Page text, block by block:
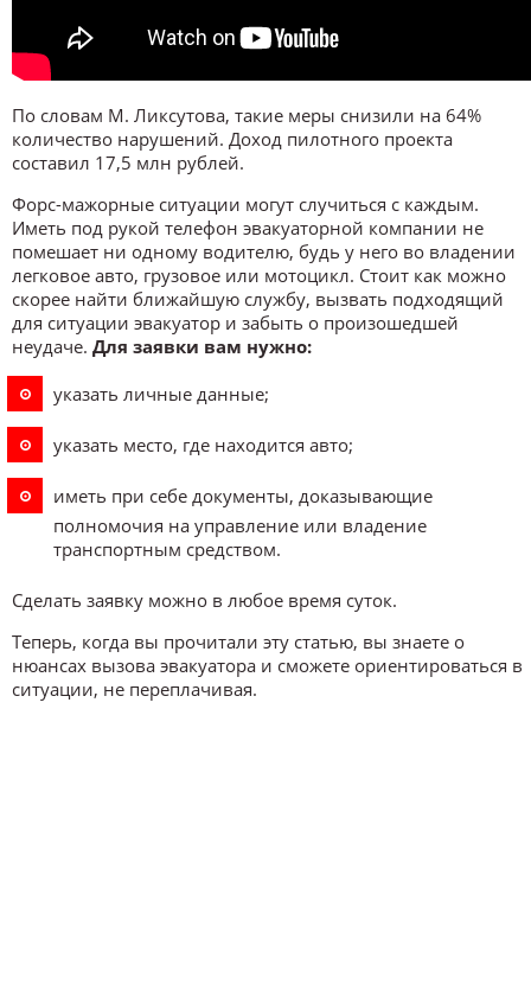
По словам М. Ликсутова, такие меры снизили на 64%
количество нарушений. Доход пилотного проекта
составил 17,5 млн рублей.
Форс-мажорные ситуации могут случиться с каждым.
Иметь под рукой телефон эвакуаторной компании не
помешает ни одному водителю, будь у него во владении
легковое авто, грузовое или мотоцикл. Стоит как можно
скорее найти ближайшую службу, вызвать подходящий
для ситуации эвакуатор и забыть о произошедшей
неудаче. Для заявки вам нужно:
указать личные данные;
указать место, где находится авто;
иметь при себе документы, доказывающие
полномочия на управление или владение
транспортным средством.
Сделать заявку можно в любое время суток.
Теперь, когда вы прочитали эту статью, вы знаете о
нюансах вызова эвакуатора и сможете ориентироваться в
ситуации, не переплачивая.